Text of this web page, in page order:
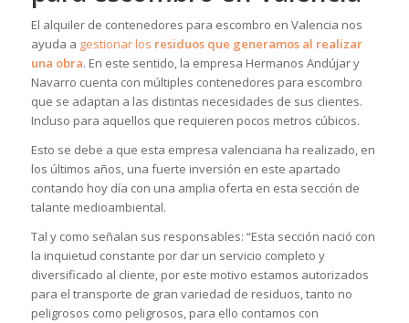
El alquiler de contenedores para escombro en Valencia nos
ayuda a gestionar los residuos que generamos al realizar
una obra. En este sentido, la empresa Hermanos Andújar y
Navarro cuenta con múltiples contenedores para escombro
que se adaptan a las distintas necesidades de sus clientes.
Incluso para aquellos que requieren pocos metros cúbicos.
Esto se debe a que esta empresa valenciana ha realizado, en
los últimos años, una fuerte inversión en este apartado
contando hoy día con una amplia oferta en esta sección de
talante medioambiental.
Tal y como señalan sus responsables: “Esta sección nació con
la inquietud constante por dar un servicio completo y
diversificado al cliente, por este motivo estamos autorizados
para el transporte de gran variedad de residuos, tanto no
peligrosos como peligrosos, para ello contamos con